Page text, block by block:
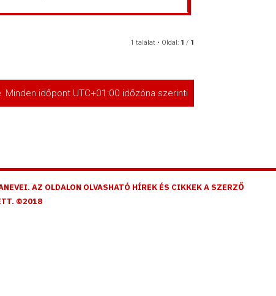
1 találat • Oldal: 1 / 1
Minden időpont UTC+01:00 időzóna szerinti
AZ OLDALON OLVASHATÓ HÍREK ÉS CIKKEK A SZERZŐ
©2018